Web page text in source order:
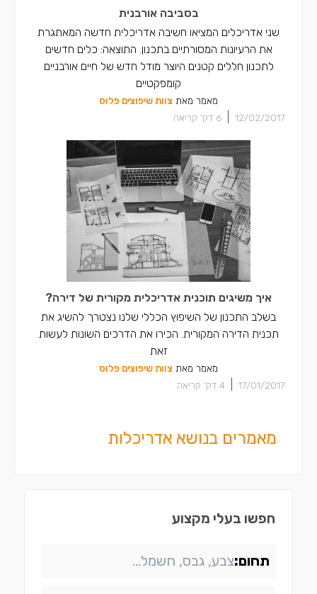
בסביבה אורבנית
שני אדריכלים המציאו חשיבה אדריכלית חדשה המאתגרת
את הרעיונות המסורתיים בתכנון. התוצאה: כלים חדשים
לתכנון חללים קטנים היוצר מודל חדש של חיים אורבניים
קומפקטיים
מאמר מאת צוות שיפוצים פלוס
12/02/2017
6 דק' קריאה
איך משיגים תוכנית אדריכלית מקורית של דירה?
בשלב התכנון של השיפוץ הכללי שלנו נצטרך להשיג את
תכנית הדירה המקורית. הכירו את הדרכים השונות לעשות
זאת
מאמר מאת צוות שיפוצים פלוס
17/01/2017
4 דק' קריאה
מאמרים בנושא אדריכלות
חפשו בעלי מקצוע
תחום: